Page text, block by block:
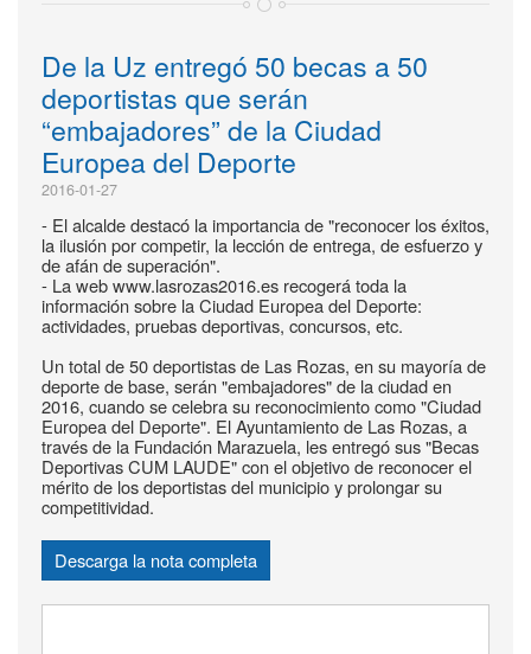
De la Uz entregó 50 becas a 50
deportistas que serán
“embajadores” de la Ciudad
Europea del Deporte
2016-01-27
- El alcalde destacó la importancia de "reconocer los éxitos,
la ilusión por competir, la lección de entrega, de esfuerzo y
de afán de superación".
- La web www.lasrozas2016.es recogerá toda la
información sobre la Ciudad Europea del Deporte:
actividades, pruebas deportivas, concursos, etc.
Un total de 50 deportistas de Las Rozas, en su mayoría de
deporte de base, serán "embajadores" de la ciudad en
2016, cuando se celebra su reconocimiento como "Ciudad
Europea del Deporte". El Ayuntamiento de Las Rozas, a
través de la Fundación Marazuela, les entregó sus "Becas
Deportivas CUM LAUDE" con el objetivo de reconocer el
mérito de los deportistas del municipio y prolongar su
competitividad.
Descarga la nota completa